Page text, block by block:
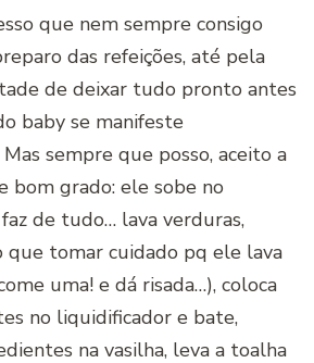
que nem sempre consigo
das refeições, até pela
de deixar tudo pronto antes
baby se manifeste
sempre que posso, aceito a
bom grado: ele sobe no
de tudo… lava verduras,
que tomar cuidado pq ele lava
uma! e dá risada…), coloca
no liquidificador e bate,
na vasilha, leva a toalha